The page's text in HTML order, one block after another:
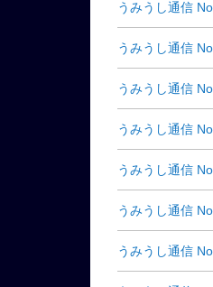
うみうし通信
うみうし通信
うみうし通信
うみうし通信
うみうし通信
うみうし通信
うみうし通信